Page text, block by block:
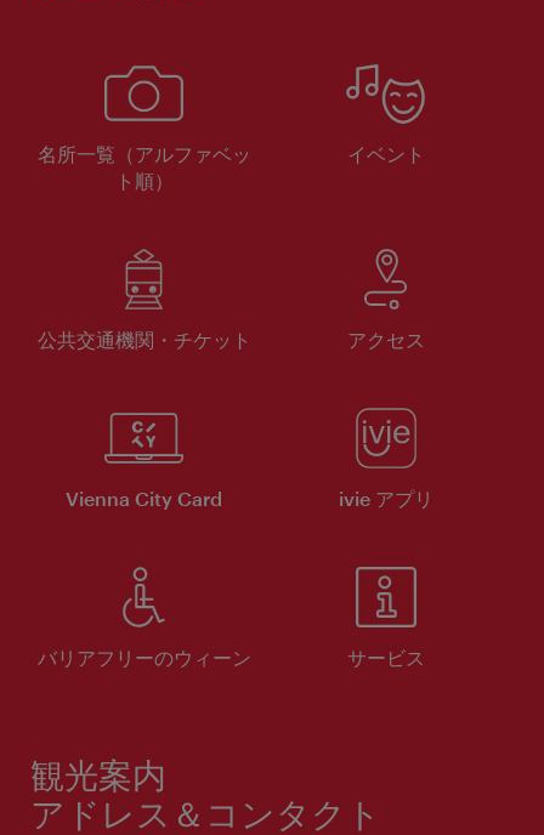
名所一覧（アルファベッ
ト順）
イベント
公共交通機関・チケット アクセス
Vienna City Card ivie アプリ
バリアフリーのウィーン サービス
観光案内
アドレス＆コンタクト